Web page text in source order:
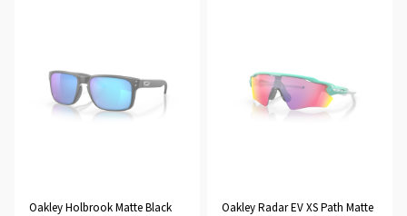
Oakley Holbrook Matte Black
Oakley Radar EV XS Path Matte